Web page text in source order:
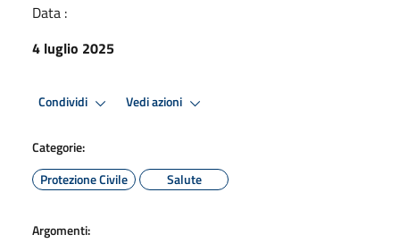
Data :
4 luglio 2025
Condividi Vedi azioni
Categorie:
Protezione Civile
Salute
Argomenti: